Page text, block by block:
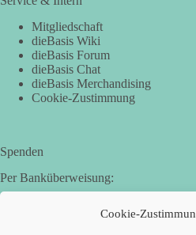
Cookie-
Mitgliedschaft
dieBasis Wiki
dieBasis Forum
dieBasis Chat
dieBasis Merchandising
Cookie-Zustimmung
Spenden
Per Banküberweisung:
Basisdemokratische Partei